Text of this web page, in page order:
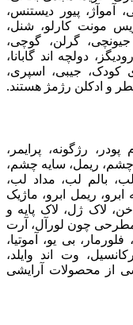
آموآژ، پیور دیستنس،
مونت کارلو، شنل،
جیونچی، گرلن، گوچی،
دولچه اند گابانا،
کودک، جیبی، اسپری،
و ادکلن رژمژ هستند.
رژگونه، پرایمر،
ریمل، سایه چشم،
بالم لب، مداد لب،
ریمل ابرو، ماژیک
لاک ژل، لاک پایه و
مطرحی چون لورآل، آرت
بی یو، آموتیا،
وت اند وایلد،
از محصولات آرایشی